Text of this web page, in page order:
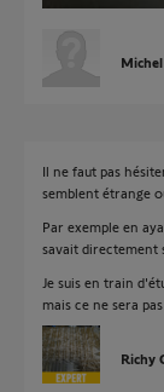
Michel
Il ne faut pas
semblent étrange
Par exemple en
savait directement
Je suis en train
mais ce ne sera
Richy